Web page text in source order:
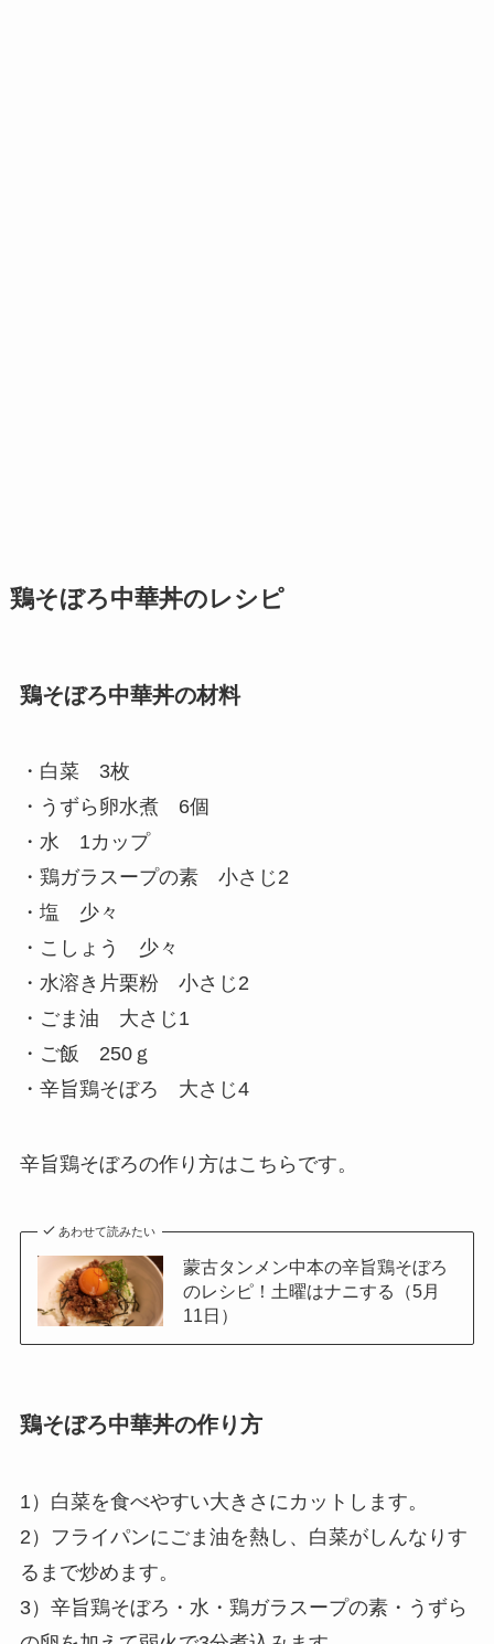
鶏そぼろ中華丼のレシピ
鶏そぼろ中華丼の材料
・白菜 3枚
・うずら卵水煮 6個
・水 1カップ
・鶏ガラスープの素 小さじ2
・塩 少々
・こしょう 少々
・水溶き片栗粉 小さじ2
・ごま油 大さじ1
・ご飯 250ｇ
・辛旨鶏そぼろ 大さじ4
辛旨鶏そぼろの作り方はこちらです。
あわせて読みたい
蒙古タンメン中本の辛旨鶏そぼろ
のレシピ！土曜はナニする（5月
11日）
鶏そぼろ中華丼の作り方
1）白菜を食べやすい大きさにカットします。
2）フライパンにごま油を熱し、白菜がしんなりす
るまで炒めます。
3）辛旨鶏そぼろ・水・鶏ガラスープの素・うずら